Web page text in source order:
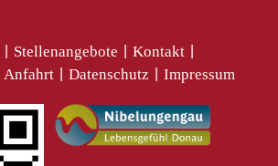
Stellenangebote Kontakt
Anfahrt Datenschutz Impressum